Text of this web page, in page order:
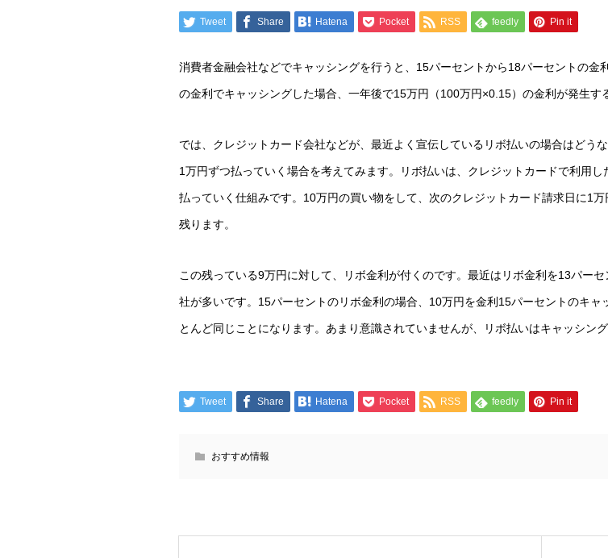
Tweet Share Hatena Pocket RSS feedly Pin it
消費者金融会社などでキャッシングを行うと、15パーセントから18パーセントの
の金利でキャッシングした場合、一年後で15万円（100万円×0.15）の金利が発生す
では、クレジットカード会社などが、最近よく宣伝しているリボ払いの場合はどう
1万円ずつ払っていく場合を考えてみます。リボ払いは、クレジットカードで利用
払っていく仕組みです。10万円の買い物をして、次のクレジットカード請求日に1
残ります。
この残っている9万円に対して、リボ金利が付くのです。最近はリボ金利を13パー
社が多いです。15パーセントのリボ金利の場合、10万円を金利15パーセントのキ
とんど同じことになります。あまり意識されていませんが、リボ払いはキャッシン
Tweet Share Hatena Pocket RSS feedly Pin it
おすすめ情報